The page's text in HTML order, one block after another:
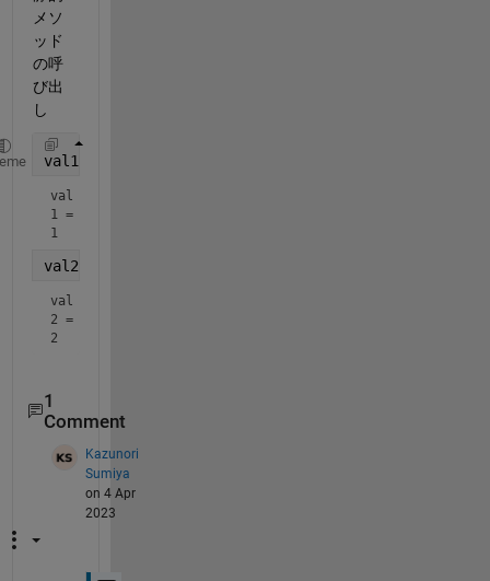
メソ
ッド
の呼
び出
し
val1 = common.func1()
val
1 =
1
val2 = common.func2()
val
2 =
2
1
Comment
Kazunori
Sumiya
on 4 Apr
2023